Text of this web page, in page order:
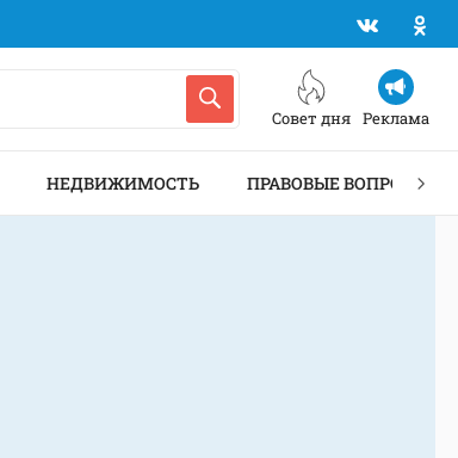
Совет дня Реклама
НЕДВИЖИМОСТЬ ПРАВОВЫЕ ВОПРОСЫ